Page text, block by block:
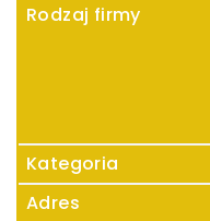
Rodzaj firmy
Kategoria
Adres